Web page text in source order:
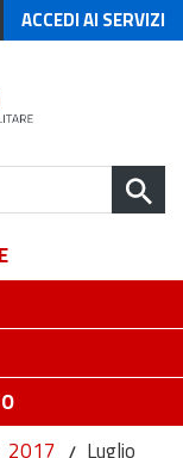
ACCEDI AI SERVIZI
2017 Luglio